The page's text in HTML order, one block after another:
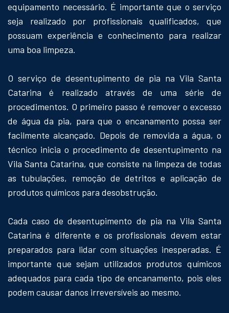
equipamento necessário. É importante que o serviço
seja realizado por profissionais qualificados, que
possuam experiência e conhecimento para realizar
uma boa limpeza.
O serviço de desentupimento de pia na Vila Santa
Catarina é realizado através de uma série de
procedimentos. O primeiro passo é remover o excesso
de água da pia, para que o encanamento possa ser
facilmente alcançado. Depois de removida a água, o
técnico inicia o procedimento de desentupimento na
Vila Santa Catarina, que consiste na limpeza de todas
as tubulações, remoção de detritos e aplicação de
produtos químicos para desobstrução.
Cada caso de desentupimento de pia na Vila Santa
Catarina é diferente e os profissionais devem estar
preparados para lidar com situações inesperadas. É
importante que sejam utilizados produtos químicos
adequados para cada tipo de encanamento, pois eles
podem causar danos irreversíveis ao mesmo.